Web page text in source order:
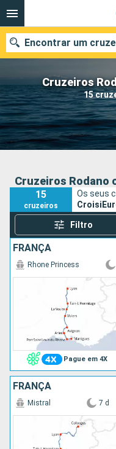
Cruzeiros
15
Encontrar um
Quando ir?
Data de partida
Cruzeiros Rodano
15
cruzeiros
Os seus
Filtro
FRANÇA
Pague em 4X
Rhone Princess
FRANÇA
Mistral 7 d